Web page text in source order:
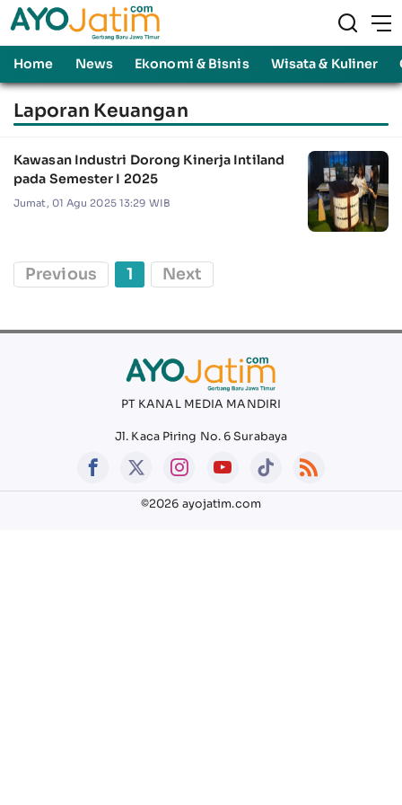
Home News Ekonomi & Bisnis Wisata & Kuliner
Laporan Keuangan
Kawasan Industri Dorong Kinerja Intiland
pada Semester I 2025
Jumat, 01 Agu 2025 13:29 WIB
Previous 1 Next
PT KANAL MEDIA MANDIRI
Jl. Kaca Piring No. 6 Surabaya
©2026 ayojatim.com